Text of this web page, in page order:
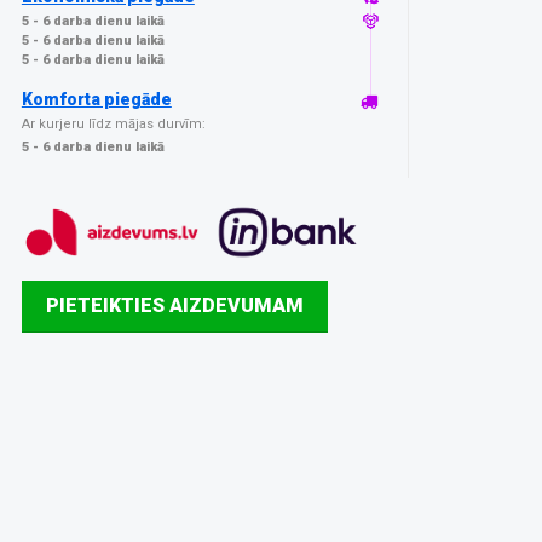
5 - 6 darba dienu laikā
5 - 6 darba dienu laikā
5 - 6 darba dienu laikā
Komforta piegāde
Ar kurjeru līdz mājas durvīm:
5 - 6 darba dienu laikā
PIETEIKTIES AIZDEVUMAM